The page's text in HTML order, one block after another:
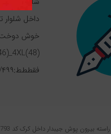
داخل
فقططط:۴۹۹/ (مشابه همین محصول فروشگاه های دیگه زیر ۱/۵۰۰ تومن نیست)